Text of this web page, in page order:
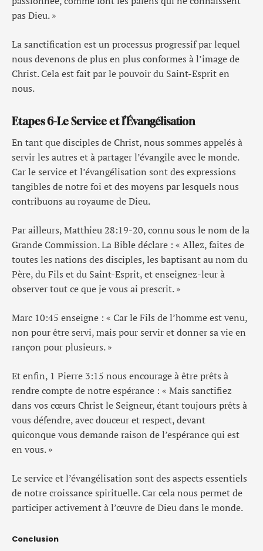
pas Dieu. »
La sanctification est un processus progressif par lequel
nous devenons de plus en plus conformes à l’image de
Christ. Cela est fait par le pouvoir du Saint-Esprit en
nous.
Etapes 6-Le Service et l’Évangélisation
En tant que disciples de Christ, nous sommes appelés à
servir les autres et à partager l’évangile avec le monde.
Car le service et l’évangélisation sont des expressions
tangibles de notre foi et des moyens par lesquels nous
contribuons au royaume de Dieu.
Par ailleurs, Matthieu 28:19-20, connu sous le nom de la
Grande Commission. La Bible déclare : « Allez, faites de
toutes les nations des disciples, les baptisant au nom du
Père, du Fils et du Saint-Esprit, et enseignez-leur à
observer tout ce que je vous ai prescrit. »
Marc 10:45 enseigne : « Car le Fils de l’homme est venu,
non pour être servi, mais pour servir et donner sa vie en
rançon pour plusieurs. »
Et enfin, 1 Pierre 3:15 nous encourage à être prêts à
rendre compte de notre espérance : « Mais sanctifiez
dans vos cœurs Christ le Seigneur, étant toujours prêts à
vous défendre, avec douceur et respect, devant
quiconque vous demande raison de l’espérance qui est
en vous. »
Le service et l’évangélisation sont des aspects essentiels
de notre croissance spirituelle. Car cela nous permet de
participer activement à l’œuvre de Dieu dans le monde.
Conclusion